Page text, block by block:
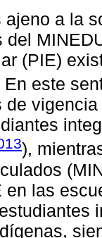
ajeno a la
del
(PIE)
En este
de
),
en las